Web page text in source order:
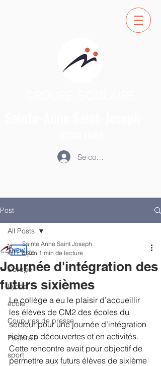
Se connecter
Post
All Posts
Collège
Lycée
école
Coupures de presse
Pastorale
sport
All Posts
Journée d'intégration des
futurs sixièmes
Sainte Anne Saint Joseph
8 juin 1 min de lecture
Le collège a eu le plaisir d’accueillir
les élèves de CM2 des écoles du
secteur pour une journée d’intégration
riche en découvertes et en activités.
Cette rencontre avait pour objectif de
permettre aux futurs élèves de sixième